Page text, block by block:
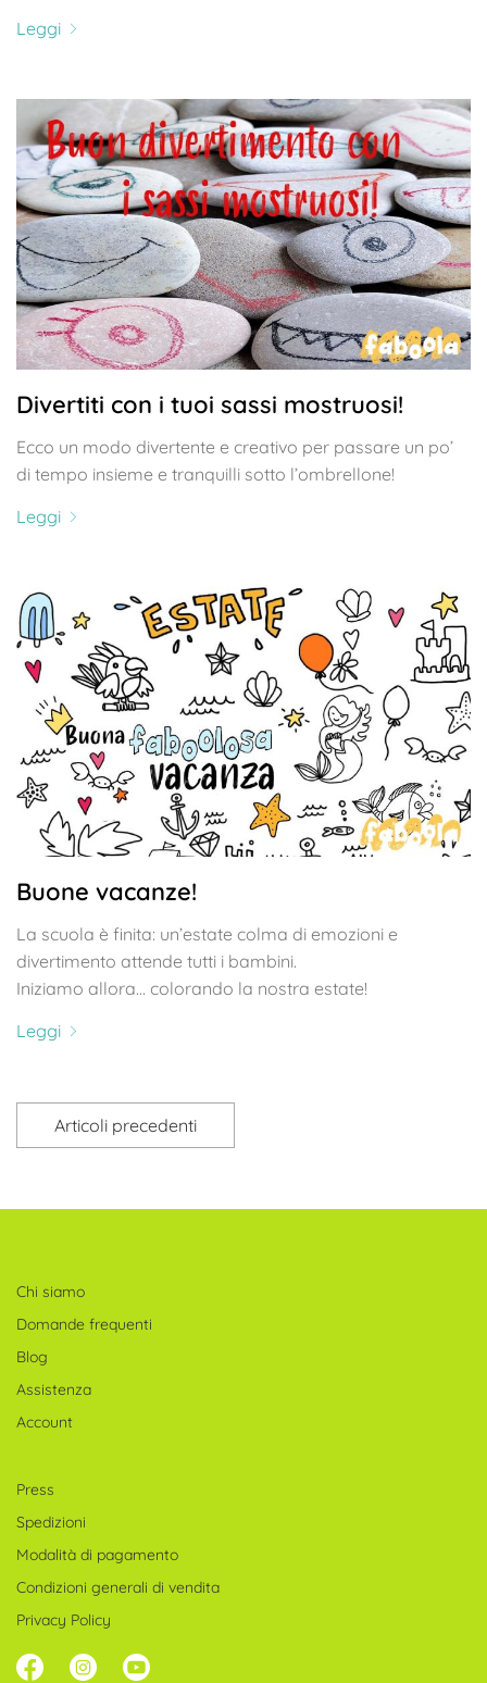
Leggi
Divertiti con i tuoi sassi mostruosi!
Ecco un modo divertente e creativo per passare un po’
di tempo insieme e tranquilli sotto l’ombrellone!
Leggi
Buone vacanze!
La scuola è finita: un’estate colma di emozioni e
divertimento attende tutti i bambini.
Iniziamo allora… colorando la nostra estate!
Leggi
Articoli precedenti
Chi siamo
Domande frequenti
Blog
Assistenza
Account
Press
Spedizioni
Modalità di pagamento
Condizioni generali di vendita
Privacy Policy